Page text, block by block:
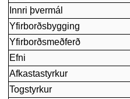
Innri þvermál
Yfirborðsbygging
Yfirborðsmeðferð
Efni
Afkastastyrkur
Togstyrkur